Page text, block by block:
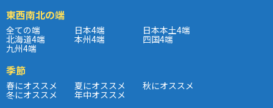
東西南北の端
全ての端 日本4端 日本本土4端
北海道4端 本州4端 四国4端
九州4端
季節
春にオススメ 夏にオススメ 秋にオススメ
冬にオススメ 年中オススメ